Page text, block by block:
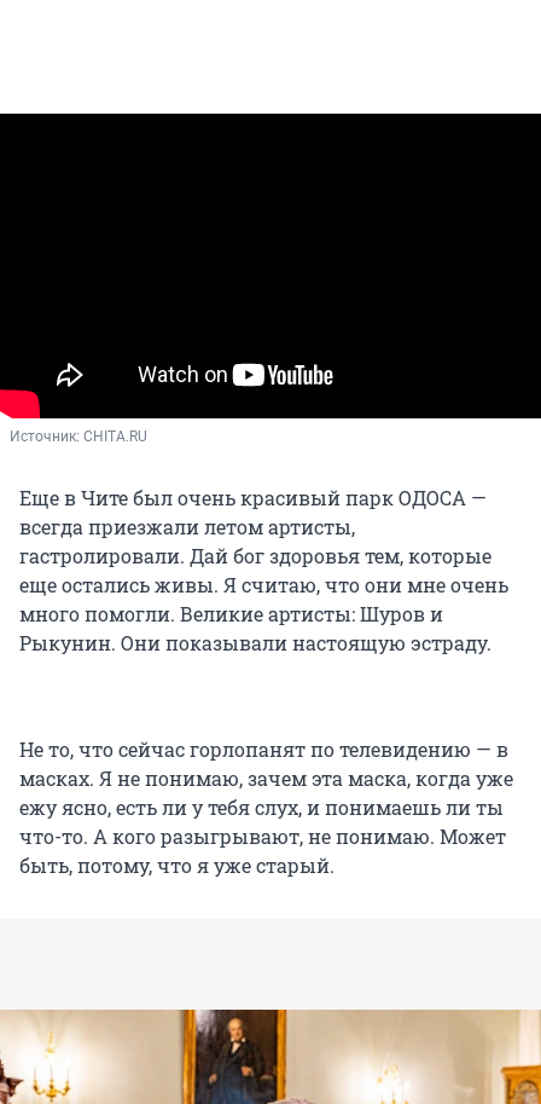
Источник: CHITA.RU
Еще в Чите был очень красивый парк ОДОСА —
всегда приезжали летом артисты,
гастролировали. Дай бог здоровья тем, которые
еще остались живы. Я считаю, что они мне очень
много помогли. Великие артисты: Шуров и
Рыкунин. Они показывали настоящую эстраду.
Не то, что сейчас горлопанят по телевидению — в
масках. Я не понимаю, зачем эта маска, когда уже
ежу ясно, есть ли у тебя слух, и понимаешь ли ты
что-то. А кого разыгрывают, не понимаю. Может
быть, потому, что я уже старый.